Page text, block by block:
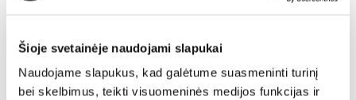
Šioje svetainėje naudojami slapukai
Naudojame slapukus, kad galėtume suasmeninti turinį
bei skelbimus, teikti visuomeninės medijos funkcijas ir
Kaina galioja sandėlyje esančioms prekėms
169€